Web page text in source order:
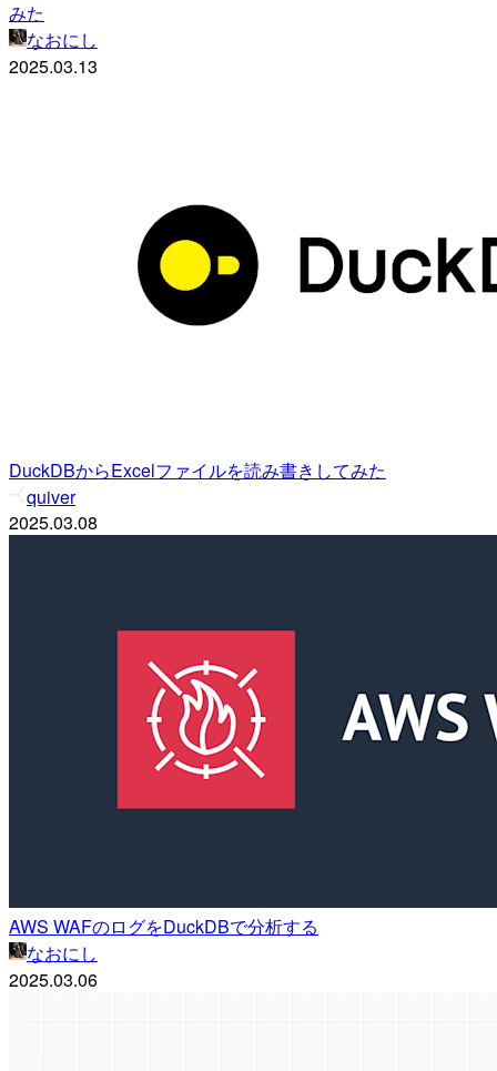
みた
なおにし
2025.03.13
DuckDBからExcelファイルを読み書きしてみた
quiver
2025.03.08
AWS WAFのログをDuckDBで分析する
なおにし
2025.03.06